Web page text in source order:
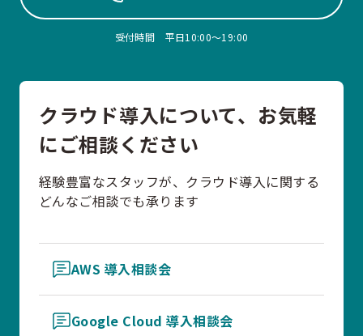
受付時間 平日10:00〜19:00
クラウド導入について、お気軽
にご相談ください
経験豊富なスタッフが、クラウド導入に関する
どんなご相談でも承ります
AWS 導入相談会
Google Cloud 導入相談会